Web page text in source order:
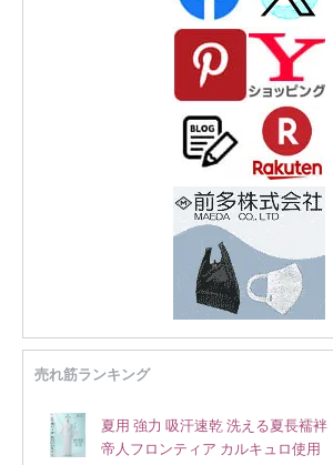
売れ筋ランキング
夏用 強力 吸汗速乾 洗える夏長襦
帝人フロンティア カルキュロ使用